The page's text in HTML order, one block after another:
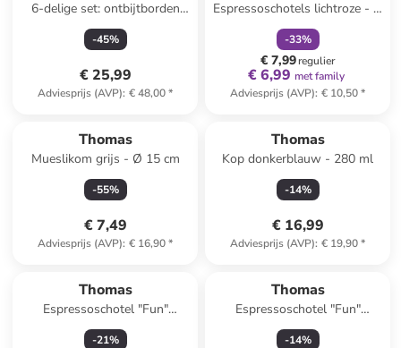
6-delige set: ontbijtborden
''Loft'' wit - Ø 18 cm
-45%
€ 25,99
Adviesprijs (AVP): € 48,00*
Espressoschotels lichtroze - Ø
12 cm
-33%
€ 7,99regulier
€ 6,99 met family
Adviesprijs (AVP): € 10,50*
Thomas
Mueslikom grijs - Ø 15 cm
-55%
€ 7,49
Adviesprijs (AVP): € 16,90*
Thomas
Kop donkerblauw - 280 ml
-14%
€ 16,99
Adviesprijs (AVP): € 19,90*
Thomas
Espressoschotel "Fun"
lichtgrijs/groen - Ø 11,6 cm
-21%
Thomas
Espressoschotel "Fun"
groen/wit - Ø 11,6 cm
-14%